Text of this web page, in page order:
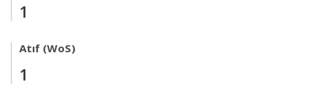
1
Atıf (WoS)
1